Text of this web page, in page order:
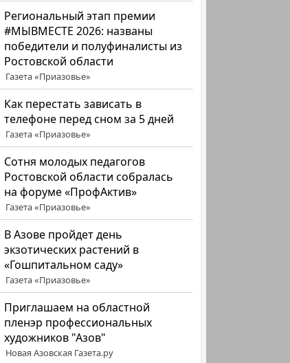
Региональный этап премии
#МЫВМЕСТЕ 2026: названы
победители и полуфиналисты из
Ростовской области
Газета «Приазовье»
Как перестать зависать в
телефоне перед сном за 5 дней
Газета «Приазовье»
Сотня молодых педагогов
Ростовской области собралась
на форуме «ПрофАктив»
Газета «Приазовье»
В Азове пройдет день
экзотических растений в
«Гошпитальном саду»
Газета «Приазовье»
Приглашаем на областной
пленэр профессиональных
художников "Азов"
Новая Азовская Газета.ру